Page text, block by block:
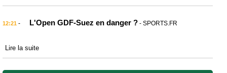
12:21 - L'Open GDF-Suez en danger ? - SPORTS.FR
Lire la suite